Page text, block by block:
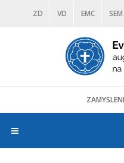
ZD VD EMC SEM
DIAKONIA ŠKOLY